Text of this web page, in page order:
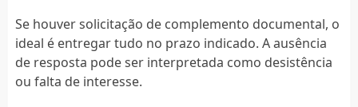
Se houver solicitação de complemento documental, o
ideal é entregar tudo no prazo indicado. A ausência
de resposta pode ser interpretada como desistência
ou falta de interesse.